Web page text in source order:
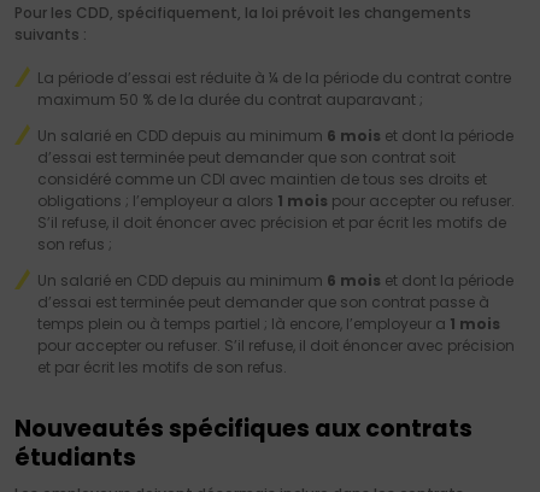
Pour les CDD, spécifiquement, la loi prévoit les changements
suivants :
La période d’essai est réduite à ¼ de la période du contrat contre
maximum 50 % de la durée du contrat auparavant ;
Un salarié en CDD depuis au minimum 6 mois et dont la période
d’essai est terminée peut demander que son contrat soit
considéré comme un CDI avec maintien de tous ses droits et
obligations ; l’employeur a alors 1 mois pour accepter ou refuser.
S’il refuse, il doit énoncer avec précision et par écrit les motifs de
son refus ;
Un salarié en CDD depuis au minimum 6 mois et dont la période
d’essai est terminée peut demander que son contrat passe à
temps plein ou à temps partiel ; là encore, l’employeur a 1 mois
pour accepter ou refuser. S’il refuse, il doit énoncer avec précision
et par écrit les motifs de son refus.
Nouveautés spécifiques aux contrats
étudiants